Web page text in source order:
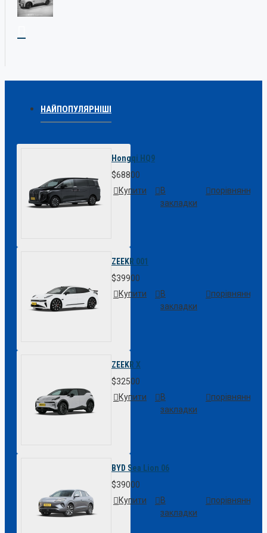
НАЙПОПУЛЯРНІШІ
Hongqi HQ9
$68800
Купити
В
закладки
порівняння
ZEEKR 001
$39900
Купити
В
закладки
порівняння
ZEEKR X
$32500
Купити
В
закладки
порівняння
BYD Sea Lion 06
$39000
Купити
В
закладки
порівняння